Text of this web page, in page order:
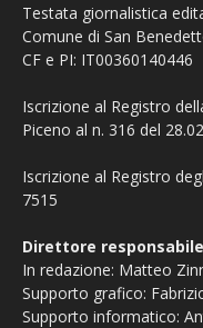
Testata giornalistica
Comune di San
CF e PI: IT00360140446
Iscrizione al Registro
Piceno al n. 316 del
Iscrizione al Registro
7515
Direttore
In redazione: Matteo
Supporto grafico:
Supporto informatico: